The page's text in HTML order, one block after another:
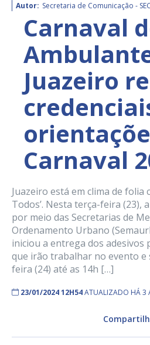
Autor: Secretaria de Comunicação -
Carnaval
Juazeiro
Carnaval
Juazeiro está em clima de folia
Todos’. Nesta terça-feira (23),
por meio das Secretarias de
Ordenamento Urbano
iniciou a entrega dos adesivos
que irão trabalhar no evento e
feira (24) até as 14h […]
23/01/2024 12H54ATUALIZADO HÁ 3